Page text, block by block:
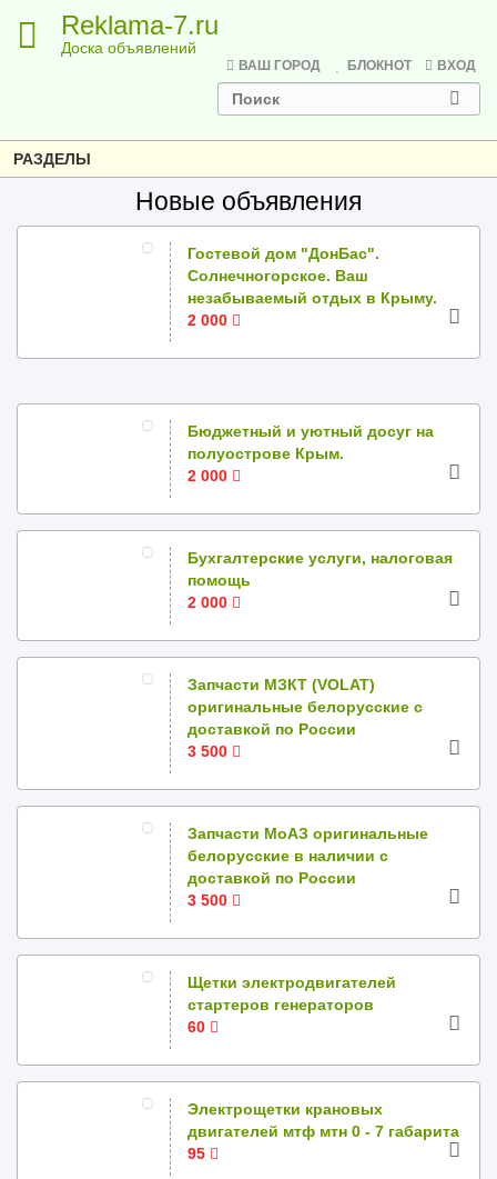
Reklama-7.ru
Доска объявлений
ВАШ ГОРОД БЛОКНОТ ВХОД
РАЗДЕЛЫ
Новые объявления
Гостевой дом "ДонБас".
Солнечногорское. Ваш
незабываемый отдых в Крыму.
2 000
Бюджетный и уютный досуг на
полуострове Крым.
2 000
Бухгалтерские услуги, налоговая
помощь
2 000
Запчасти МЗКТ (VOLAT)
оригинальные белорусские с
доставкой по России
3 500
Запчасти МоАЗ оригинальные
белорусские в наличии с
доставкой по России
3 500
Щетки электродвигателей
стартеров генераторов
60
Электрощетки крановых
двигателей мтф мтн 0 - 7 габарита
95